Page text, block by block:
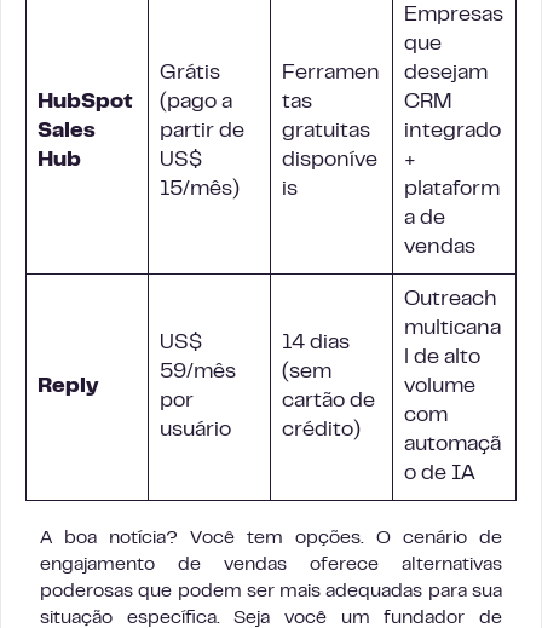
HubSpot
Sales
Hub
Grátis
(pago a
partir de
US$
15/mês)
Ferramen
tas
gratuitas
disponíve
is
Empresas
que
desejam
CRM
integrado
+
plataform
a de
vendas
Reply
US$
59/mês
por
usuário
14 dias
(sem
cartão de
crédito)
Outreach
multicana
l de alto
volume
com
automaçã
o de IA
A boa notícia? Você tem opções. O cenário de
engajamento de vendas oferece alternativas
poderosas que podem ser mais adequadas para sua
situação específica. Seja você um fundador de